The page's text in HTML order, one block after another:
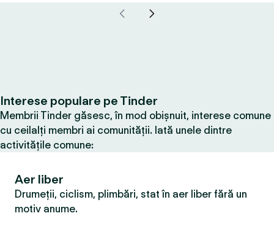
Interese populare pe Tinder
Membrii Tinder găsesc, în mod obișnuit, interese comune
cu ceilalți membri ai comunității. Iată unele dintre
activitățile comune:
Aer liber
Drumeții, ciclism, plimbări, stat în aer liber fără un
motiv anume.